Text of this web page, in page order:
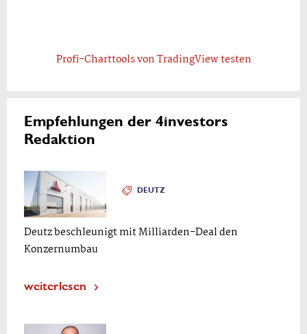
Profi-Charttools von TradingView testen
Empfehlungen der 4investors
Redaktion
DEUTZ
Deutz beschleunigt mit Milliarden-Deal den
Konzernumbau
weiterlesen